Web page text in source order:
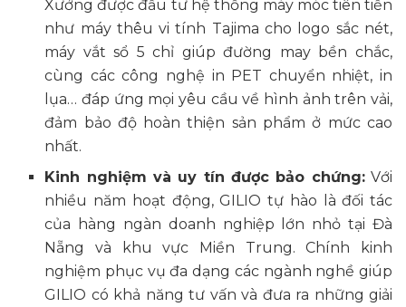
Xưởng được đầu tư hệ thống máy móc tiên tiến
như máy thêu vi tính Tajima cho logo sắc nét,
máy vắt sổ 5 chỉ giúp đường may bền chắc,
cùng các công nghệ in PET chuyển nhiệt, in
lụa… đáp ứng mọi yêu cầu về hình ảnh trên vải,
đảm bảo độ hoàn thiện sản phẩm ở mức cao
nhất.
Kinh nghiệm và uy tín được bảo chứng:Với
nhiều năm hoạt động, GILIO tự hào là đối tác
của hàng ngàn doanh nghiệp lớn nhỏ tại Đà
Nẵng và khu vực Miền Trung. Chính kinh
nghiệm phục vụ đa dạng các ngành nghề giúp
GILIO có khả năng tư vấn và đưa ra những giải